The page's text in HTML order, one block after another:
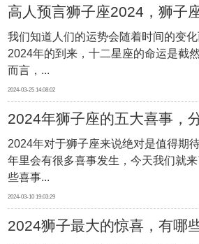
高人预言狮子座2024，狮子
何
我们知道人们的运势会随着时间的变
2024年的到来，十二星座的命运是截
而言，...
2024-03-25 14:08:02
2024年狮子座的五大喜事，
2024年对于狮子座来说绝对是值得期
年里会有很多喜事发生，今天我们就
些喜事...
2024-03-10 19:03:29
2024狮子最大的惊喜，有哪